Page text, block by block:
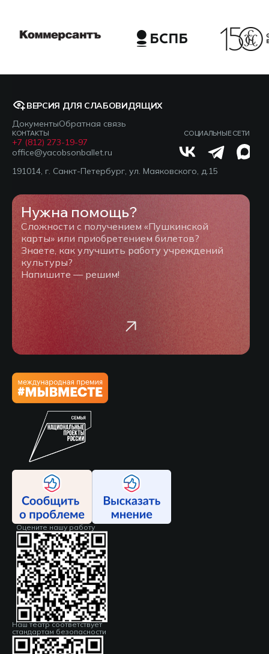
ВЕРСИЯ ДЛЯ СЛАБОВИДЯЩИХ
ДокументыОбратная связь
КОНТАКТЫ
+7 (812) 273-19-97
office@yacobsonballet.ru
СОЦИАЛЬНЫЕ СЕТИ
191014, г. Санкт-Петербург, ул. Маяковского, д.15
Нужна помощь?
Сложности с получением «Пушкинской
карты» или приобретением билетов?
Знаете, как улучшить работу учреждений
культуры?
Напишите — решим!
Оцените нашу работу
Наш театр соответствует
стандартам безопасности